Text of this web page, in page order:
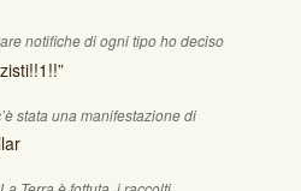
notifiche di ogni tipo ho deciso
stata una manifestazione di